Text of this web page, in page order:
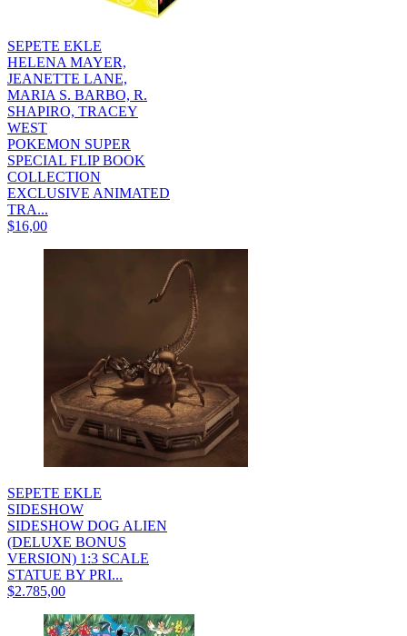
SEPETE EKLE
HELENA MAYER,
JEANETTE LANE,
MARIA S. BARBO, R.
SHAPIRO, TRACEY
WEST
POKEMON SUPER
SPECIAL FLIP BOOK
COLLECTION
EXCLUSIVE ANIMATED
TRA...
$16,00
SEPETE EKLE
SIDESHOW
SIDESHOW DOG ALIEN
(DELUXE BONUS
VERSION) 1:3 SCALE
STATUE BY PRI...
$2.785,00